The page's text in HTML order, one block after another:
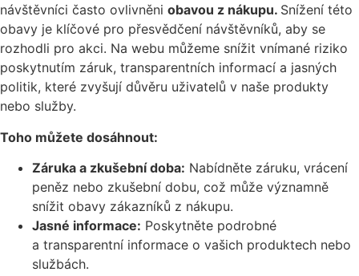
návštěvníci často ovlivněni obavou z nákupu. Snížení této
obavy je klíčové pro přesvědčení návštěvníků, aby se
rozhodli pro akci. Na webu můžeme snížit vnímané riziko
poskytnutím záruk, transparentních informací a jasných
politik, které zvyšují důvěru uživatelů v naše produkty
nebo služby.
Toho můžete dosáhnout:
Záruka a zkušební doba: Nabídněte záruku, vrácení
peněz nebo zkušební dobu, což může významně
snížit obavy zákazníků z nákupu.
Jasné informace: Poskytněte podrobné
a transparentní informace o vašich produktech nebo
službách.